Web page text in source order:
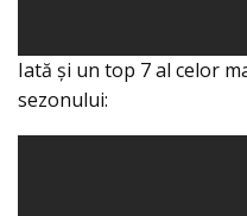
Iată şi un top 7 al celor
sezonului: